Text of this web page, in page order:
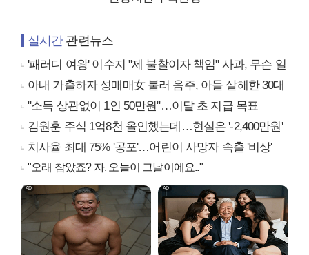
실시간관련뉴스
'패러디 여왕' 이수지 "제 불찰이자 책임" 사과, 무슨 일
아내 가출하자 성매매女 불러 음주, 아들 살해한 30대
"소득 상관없이 1인 50만원"…이달 초 지급 목표
김원훈 주식 1억8천 올인했는데…현실은 '-2,400만원'
치사율 최대 75% '공포'…어린이 사망자 속출 '비상'
"오래 참았죠? 자, 오늘이 그날이에요.."